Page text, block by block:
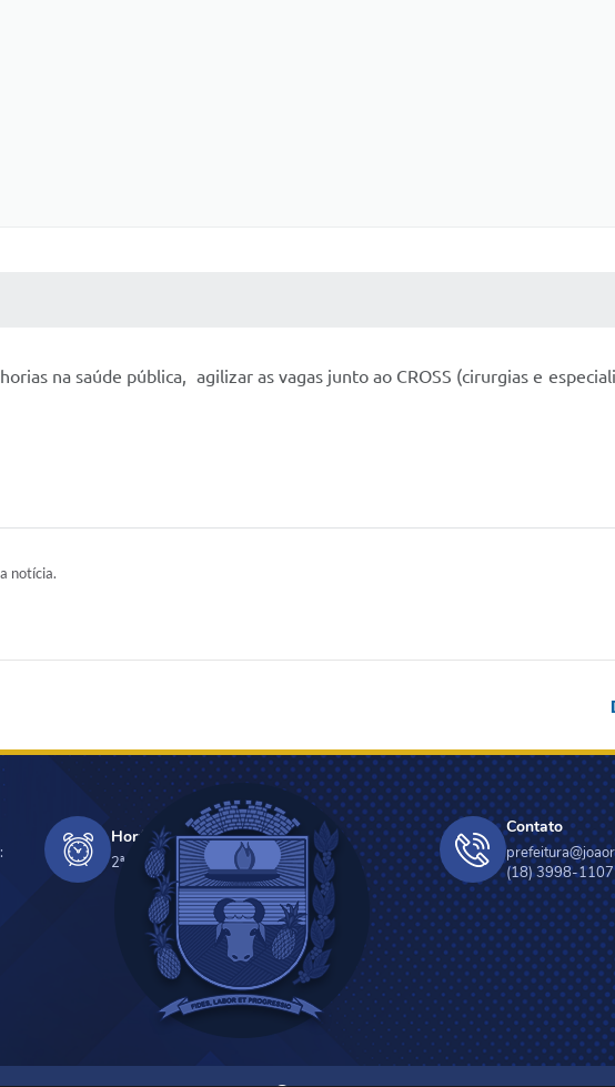
na saúde pública, agilizar as vagas junto ao CROSS (cirurgias e
notícia.
Horário de Funcionamento
2ª a 6ª - 08h às 11h e 13h âs 17h
Contato
(18) 3998-1107